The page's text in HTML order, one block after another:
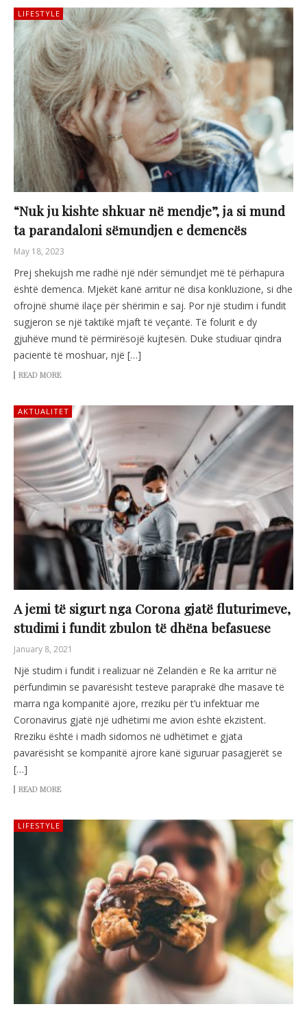
LIFESTYLE
“Nuk ju kishte shkuar në mendje”, ja si mund
ta parandaloni sëmundjen e demencës
May 18, 2023
Prej shekujsh me radhë një ndër sëmundjet më të përhapura
është demenca. Mjekët kanë arritur në disa konkluzione, si dhe
ofrojnë shumë ilaçe për shërimin e saj. Por një studim i fundit
sugjeron se një taktikë mjaft të veçantë. Të folurit e dy
gjuhëve mund të përmirësojë kujtesën. Duke studiuar qindra
pacientë të moshuar, një […]
READ MORE
AKTUALITET
A jemi të sigurt nga Corona gjatë fluturimeve,
studimi i fundit zbulon të dhëna befasuese
January 8, 2021
Një studim i fundit i realizuar në Zelandën e Re ka arritur në
përfundimin se pavarësisht testeve paraprakë dhe masave të
marra nga kompanitë ajore, rreziku për t’u infektuar me
Coronavirus gjatë një udhëtimi me avion është ekzistent.
Rreziku është i madh sidomos në udhëtimet e gjata
pavarësisht se kompanitë ajrore kanë siguruar pasagjerët se
[…]
READ MORE
LIFESTYLE